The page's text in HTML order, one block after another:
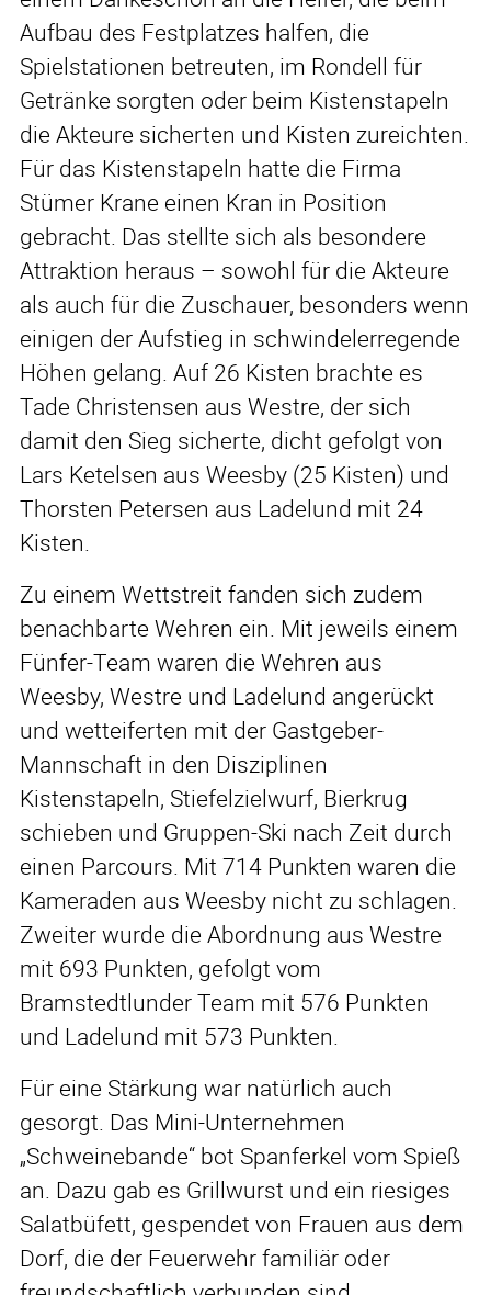
Aufbau des Festplatzes halfen, die
Spielstationen betreuten, im Rondell für
Getränke sorgten oder beim Kistenstapeln
die Akteure sicherten und Kisten zureichten.
Für das Kistenstapeln hatte die Firma
Stümer Krane einen Kran in Position
gebracht. Das stellte sich als besondere
Attraktion heraus – sowohl für die Akteure
als auch für die Zuschauer, besonders wenn
einigen der Aufstieg in schwindelerregende
Höhen gelang. Auf 26 Kisten brachte es
Tade Christensen aus Westre, der sich
damit den Sieg sicherte, dicht gefolgt von
Lars Ketelsen aus Weesby (25 Kisten) und
Thorsten Petersen aus Ladelund mit 24
Kisten.
Zu einem Wettstreit fanden sich zudem
benachbarte Wehren ein. Mit jeweils einem
Fünfer-Team waren die Wehren aus
Weesby, Westre und Ladelund angerückt
und wetteiferten mit der Gastgeber-
Mannschaft in den Disziplinen
Kistenstapeln, Stiefelzielwurf, Bierkrug
schieben und Gruppen-Ski nach Zeit durch
einen Parcours. Mit 714 Punkten waren die
Kameraden aus Weesby nicht zu schlagen.
Zweiter wurde die Abordnung aus Westre
mit 693 Punkten, gefolgt vom
Bramstedtlunder Team mit 576 Punkten
und Ladelund mit 573 Punkten.
Für eine Stärkung war natürlich auch
gesorgt. Das Mini-Unternehmen
„Schweinebande“ bot Spanferkel vom Spieß
an. Dazu gab es Grillwurst und ein riesiges
Salatbüfett, gespendet von Frauen aus dem
Dorf, die der Feuerwehr familiär oder